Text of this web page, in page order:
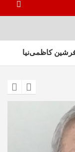
کاظمی‌نیا